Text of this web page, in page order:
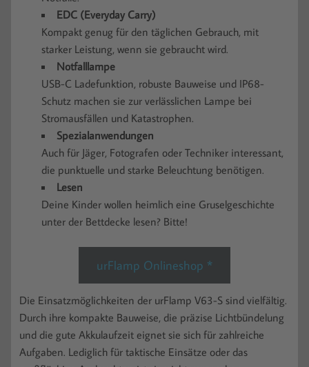
EDC (Everyday Carry)
Kompakt genug für den täglichen Gebrauch, mit
starker Leistung, wenn sie gebraucht wird.
Notfalllampe
USB-C Ladefunktion, robuste Bauweise und IP68-
Schutz machen sie zur verlässlichen Lampe bei
Stromausfällen und Katastrophen.
Spezialanwendungen
Auch für Jäger, Fotografen oder Techniker interessant,
die punktuelle und starke Beleuchtung benötigen.
Lesen
Deine Kinder wollen heimlich eine Gruselgeschichte
unter der Bettdecke lesen? Bitte!
urFlamp Onlineshop *
Die Einsatzmöglichkeiten der urFlamp V63-S sind vielfältig.
Durch ihre kompakte Bauweise, die präzise Lichtbündelung
und die gute Akkulaufzeit eignet sie sich für zahlreiche
Aufgaben. Lediglich für taktische Einsätze oder das